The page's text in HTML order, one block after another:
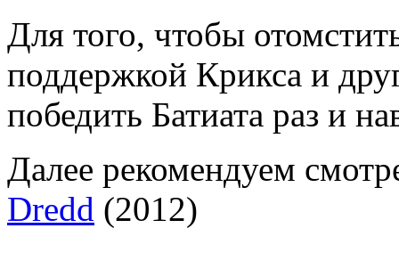
Для того, чтобы
поддержкой Крикса и
победить Батиата раз и
Далее рекомендуем
Dredd (2012)